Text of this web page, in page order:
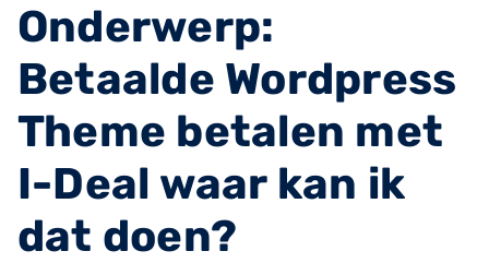
Onderwerp:
Betaalde Wordpress
Theme betalen met
I-Deal waar kan ik
dat doen?